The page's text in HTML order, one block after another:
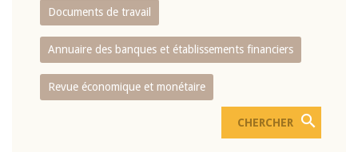
Documents de travail
Annuaire des banques et établissements financiers
Revue économique et monétaire